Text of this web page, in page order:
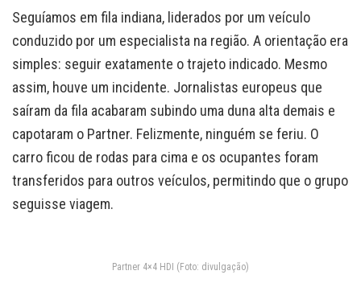
Seguíamos em fila indiana, liderados por um veículo
conduzido por um especialista na região. A orientação era
simples: seguir exatamente o trajeto indicado. Mesmo
assim, houve um incidente. Jornalistas europeus que
saíram da fila acabaram subindo uma duna alta demais e
capotaram o Partner. Felizmente, ninguém se feriu. O
carro ficou de rodas para cima e os ocupantes foram
transferidos para outros veículos, permitindo que o grupo
seguisse viagem.
Partner 4×4 HDI (Foto: divulgação)